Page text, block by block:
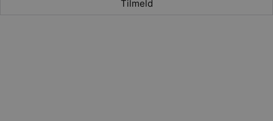
Tilmeld